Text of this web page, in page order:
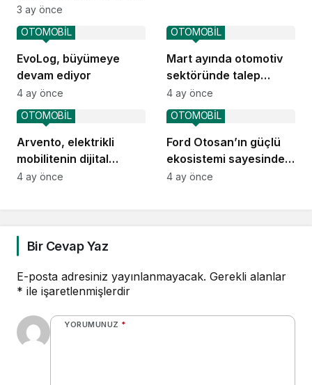
mobilite markası:
Praticar
3 ay önce
EvoLog, büyümeye
devam ediyor
OTOMOBİL
4 ay önce
Mart ayında otomotiv
sektöründe talep
yavaşladı
OTOMOBİL
4 ay önce
Arvento, elektrikli
mobilitenin dijital
omurgası olacak
OTOMOBİL
4 ay önce
Ford Otosan’ın güçlü
ekosistemi sayesinde
Türkiye ekonomisi
OTOMOBİL
4 ay önce
Bir Cevap Yaz
E-posta adresiniz yayınlanmayacak. Gerekli alanlar
* ile işaretlenmişlerdir
YORUMUNUZ *